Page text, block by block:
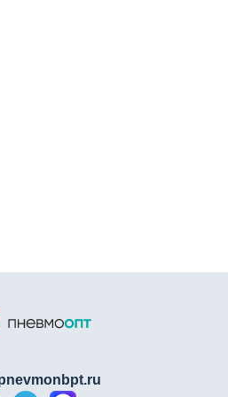
в кабельных
PA66):высокопрочный
с отличной устойчивостью к
и не растягивается.